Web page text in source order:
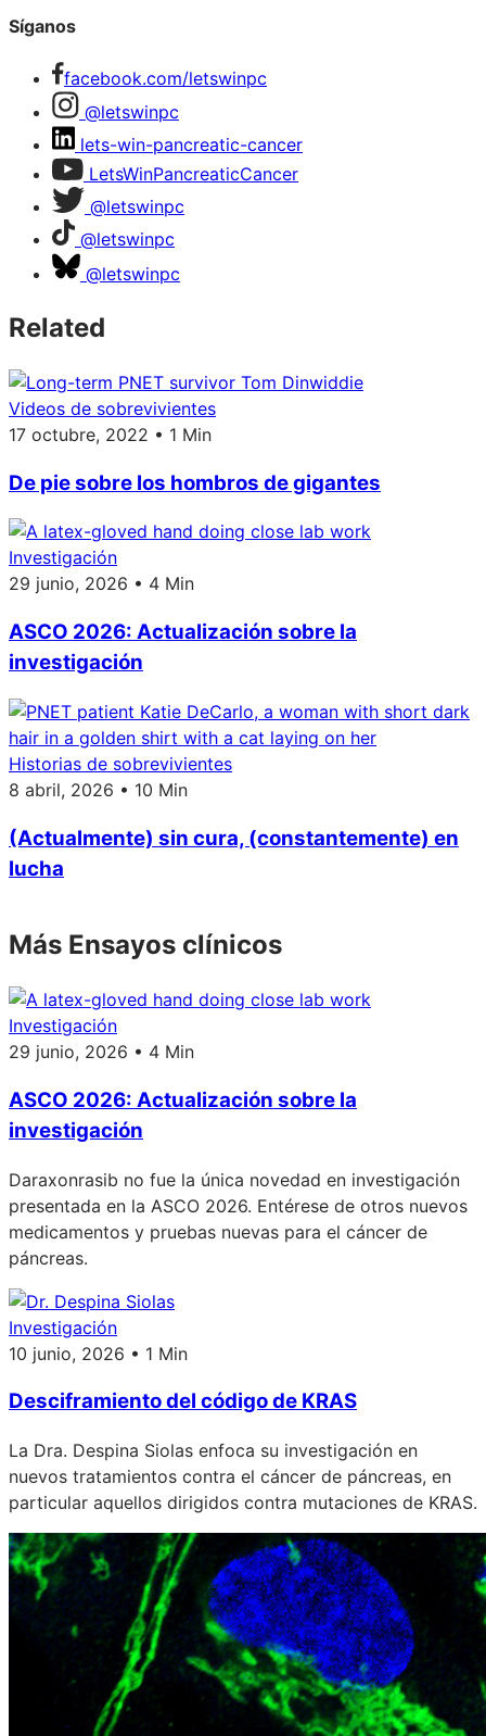
Síganos
facebook.com/letswinpc
@letswinpc
lets-win-pancreatic-cancer
LetsWinPancreaticCancer
@letswinpc
@letswinpc
@letswinpc
Related
Videos de sobrevivientes
17 octubre, 2022 • 1 Min
De pie sobre los hombros de gigantes
Investigación
29 junio, 2026 • 4 Min
ASCO 2026: Actualización sobre la
investigación
Historias de sobrevivientes
8 abril, 2026 • 10 Min
(Actualmente) sin cura, (constantemente) en
lucha
Más Ensayos clínicos
Investigación
29 junio, 2026 • 4 Min
ASCO 2026: Actualización sobre la
investigación
Daraxonrasib no fue la única novedad en investigación
presentada en la ASCO 2026. Entérese de otros nuevos
medicamentos y pruebas nuevas para el cáncer de
páncreas.
Investigación
10 junio, 2026 • 1 Min
Desciframiento del código de KRAS
La Dra. Despina Siolas enfoca su investigación en
nuevos tratamientos contra el cáncer de páncreas, en
particular aquellos dirigidos contra mutaciones de KRAS.